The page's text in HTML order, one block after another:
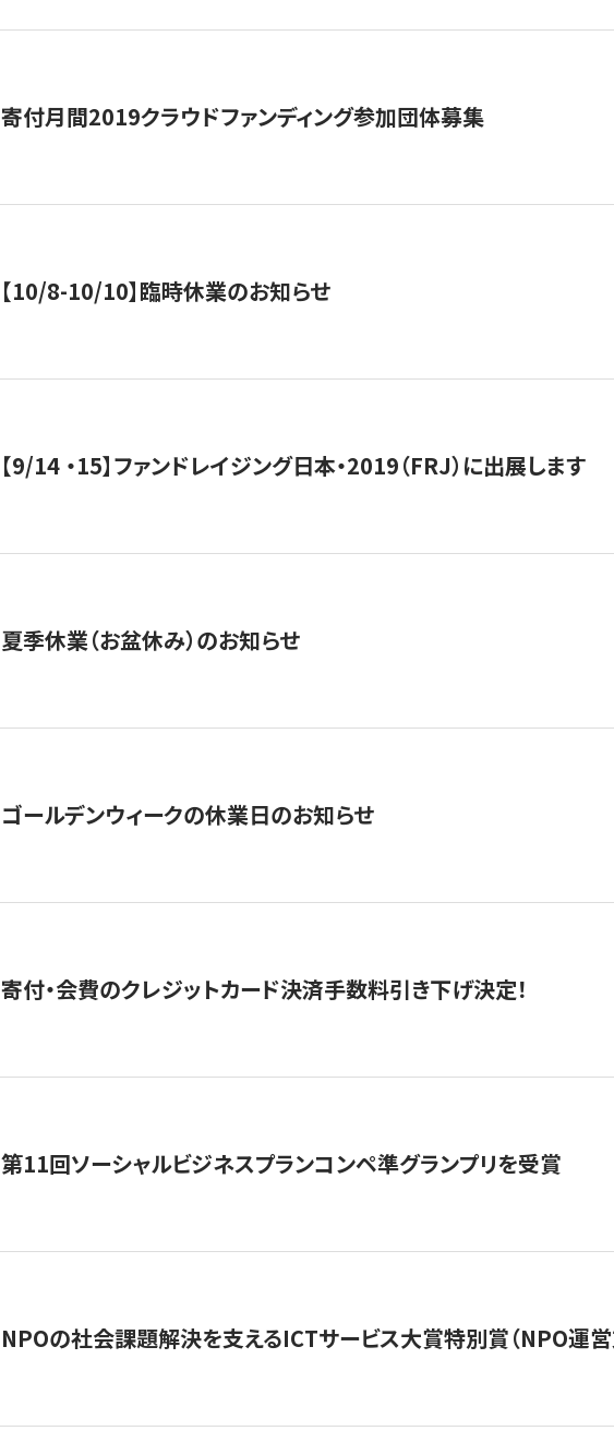
寄付月間2019クラウドファンディング参加団体募集
【10/8-10/10】臨時休業のお知らせ
【9/14 ・15】ファンドレイジング日本・2019（FRJ）に出展します
夏季休業（お盆休み）のお知らせ
ゴールデンウィークの休業日のお知らせ
寄付・会費のクレジットカード決済手数料引き下げ決定！
第11回ソーシャルビジネスプランコンペ準グランプリを受賞
NPOの社会課題解決を支えるICTサービス大賞特別賞（NPO運